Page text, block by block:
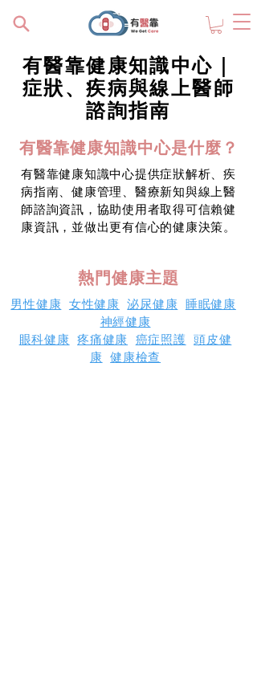
有醫靠健康知識中心｜
症狀、疾病與線上醫師
諮詢指南
有醫靠健康知識中心是什麼？
有醫靠健康知識中心提供症狀解析、疾
病指南、健康管理、醫療新知與線上醫
師諮詢資訊，協助使用者取得可信賴健
康資訊，並做出更有信心的健康決策。
熱門健康主題
男性健康 女性健康 泌尿健康 睡眠健康
神經健康
眼科健康 疼痛健康 癌症照護 頭皮健
康 健康檢查